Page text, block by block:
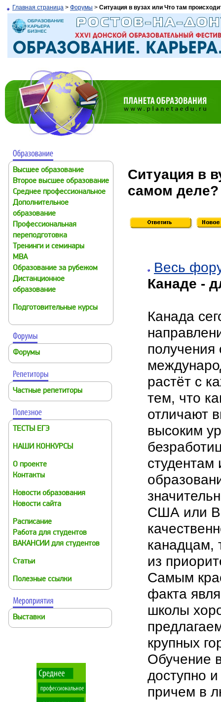
Главная страница > Форумы > Ситуация в вузах или Что там
Высшее образование
Второе высшее образование
Среднее профессиональное
Дополнительное
образование
Профессиональная
переподготовка
Тренинги и семинары
MBA
Образование за рубежом
Дистанционное
образование
Подготовительные курсы
Форумы
Частные репетиторы
ТЕСТЫ ЕГЭ
НАШИ КОНКУРСЫ
О проекте
Контакты
Новости образования
Новости сайта
Расписание
Работа для студентов
ВАКАНСИИ для студентов
Статьи
Полезные ссылки
Выставки
Ситуация в
самом деле?
Весь
Канаде -
Канада
получения
растёт с
тем, что
отличают
высоким
студентам
США или
канадцам,
из
Самым
факта
школы
крупных
Обучение
доступно
причем в